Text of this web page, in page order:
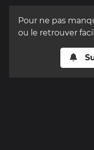
Pour ne pas
ou le retrouver